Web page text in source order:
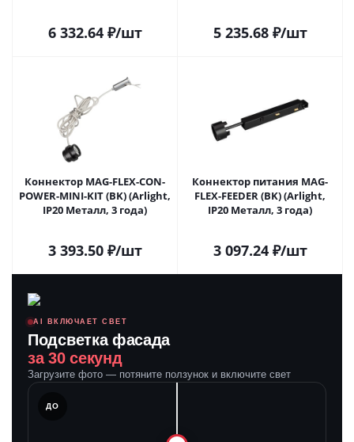
6 332.64₽/шт 5 235.68₽/шт
Коннектор MAG-FLEX-CON-
POWER-MINI-KIT (BK) (Arlight,
IP20 Металл, 3 года)
3 393.50₽/шт
Коннектор питания MAG-
FLEX-FEEDER (BK) (Arlight,
IP20 Металл, 3 года)
3 097.24₽/шт
AI ВКЛЮЧАЕТ СВЕТ
Подсветка фасада
за 30 секунд
Загрузите фото — потяните ползунок и включите свет
ДО